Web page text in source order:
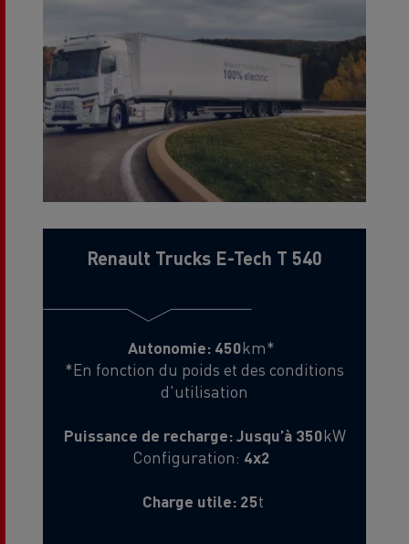
Renault Trucks E-Tech T 540
Autonomie: 450km*
*En fonction du poids et des conditions
d'utilisation
Puissance de recharge: Jusqu’à 350kW
Configuration: 4x2
Charge utile: 25t